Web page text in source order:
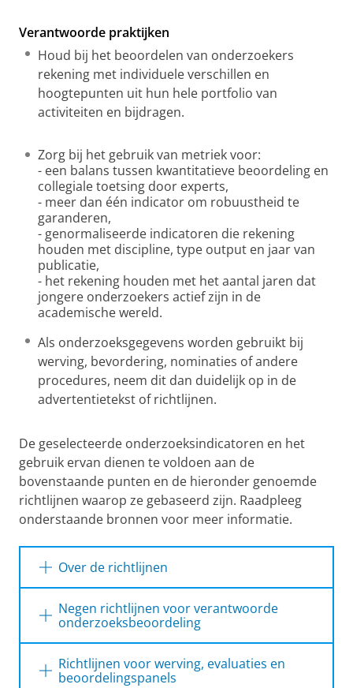
Verantwoorde praktijken
Houd bij het beoordelen van onderzoekers
rekening met individuele verschillen en
hoogtepunten uit hun hele portfolio van
activiteiten en bijdragen.
Zorg bij het gebruik van metriek voor:
- een balans tussen kwantitatieve beoordeling en
collegiale toetsing door experts,
- meer dan één indicator om robuustheid te
garanderen,
- genormaliseerde indicatoren die rekening
houden met discipline, type output en jaar van
publicatie,
- het rekening houden met het aantal jaren dat
jongere onderzoekers actief zijn in de
academische wereld.
Als onderzoeksgegevens worden gebruikt bij
werving, bevordering, nominaties of andere
procedures, neem dit dan duidelijk op in de
advertentietekst of richtlijnen.
De geselecteerde onderzoeksindicatoren en het
gebruik ervan dienen te voldoen aan de
bovenstaande punten en de hieronder genoemde
richtlijnen waarop ze gebaseerd zijn. Raadpleeg
onderstaande bronnen voor meer informatie.
Over de richtlijnen
Assessment zijn afgestemd op de
belangrijkste internationale en nationale best
practices, waaronder:
Negen richtlijnen voor verantwoorde
onderzoeksbeoordeling
te worden gebruikt ter ondersteuning en
Richtlijnen voor werving, evaluaties en
beoordelingspanels